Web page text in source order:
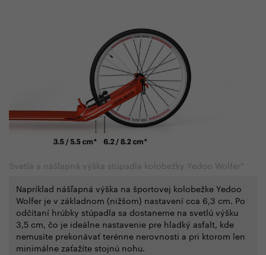
Svetlá a nášľapná výška stúpadla kolobežky Yedoo Wolfer*
Napríklad nášľapná výška na športovej kolobežke Yedoo
Wolfer je v základnom (nižšom) nastavení cca 6,3 cm. Po
odčítaní hrúbky stúpadla sa dostaneme na svetlú výšku
3,5 cm, čo je ideálne nastavenie pre hladký asfalt, kde
nemusíte prekonávať terénne nerovnosti a pri ktorom len
minimálne zaťažíte stojnú nohu.